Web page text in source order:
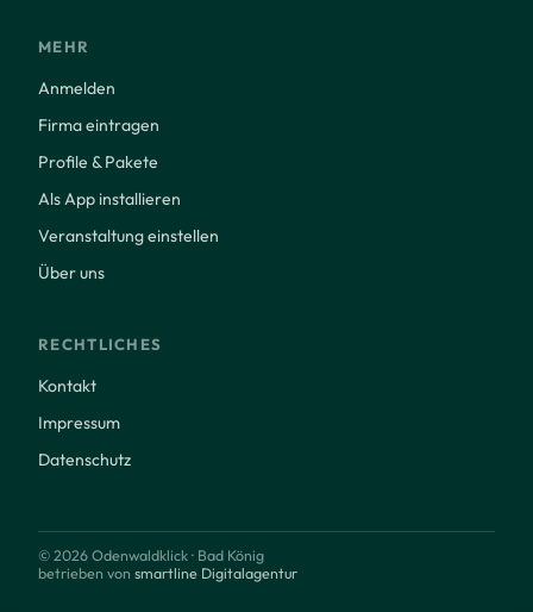
MEHR
Anmelden
Firma eintragen
Profile & Pakete
Als App installieren
Veranstaltung einstellen
Über uns
RECHTLICHES
Kontakt
Impressum
Datenschutz
© 2026 Odenwaldklick · Bad König
betrieben von smartline Digitalagentur